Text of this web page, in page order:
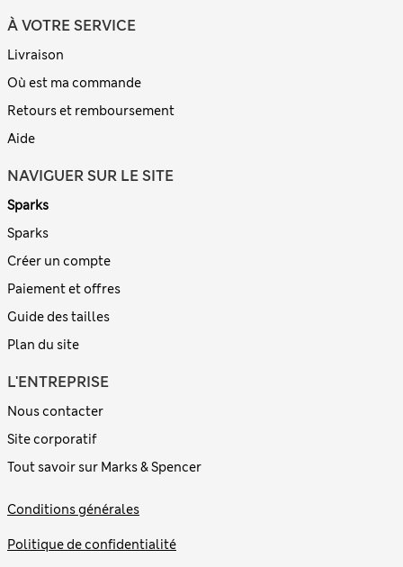
À VOTRE SERVICE
Livraison
Où est ma commande
Retours et remboursement
Aide
NAVIGUER SUR LE SITE
Sparks
Sparks
Créer un compte
Paiement et offres
Guide des tailles
Plan du site
L'ENTREPRISE
Nous contacter
Site corporatif
Tout savoir sur Marks & Spencer
Conditions générales
Politique de confidentialité